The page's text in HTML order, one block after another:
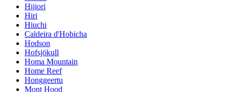
Hijiori
Hiri
Hiuchi
Caldeira d'Hobicha
Hodson
Hofsjökull
Homa Mountain
Home Reef
Honggeertu
Mont Hood